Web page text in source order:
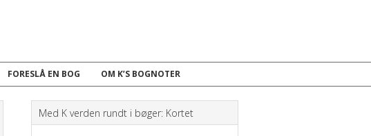
FORESLÅ EN BOG OM K’S BOGNOTER
Med K verden rundt i bøger: Kortet